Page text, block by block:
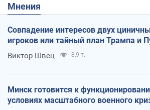
Мнения
Совпадение интересов двух
игроков или тайный план Трампа и
Виктор Швец 8,9 т.
Минск готовится к
условиях масштабного военного